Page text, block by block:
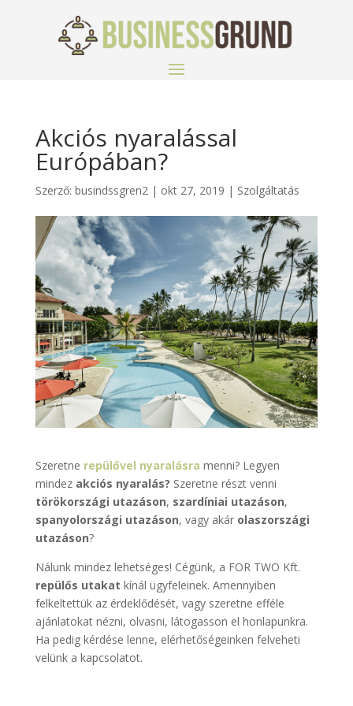
Akciós nyaralással
Európában?
Szerző: busindssgren2| okt 27, 2019 | Szolgáltatás
Szeretne repülővel nyaralásra menni? Legyen
mindez akciós nyaralás? Szeretne részt venni
törökországi utazáson, szardíniai utazáson,
spanyolországi utazáson, vagy akár olaszországi
utazáson?
Nálunk mindez lehetséges! Cégünk, a FOR TWO Kft.
repülős utakat kínál ügyfeleinek. Amennyiben
felkeltettük az érdeklődését, vagy szeretne efféle
ajánlatokat nézni, olvasni, látogasson el honlapunkra.
Ha pedig kérdése lenne, elérhetőségeinken felveheti
velünk a kapcsolatot.